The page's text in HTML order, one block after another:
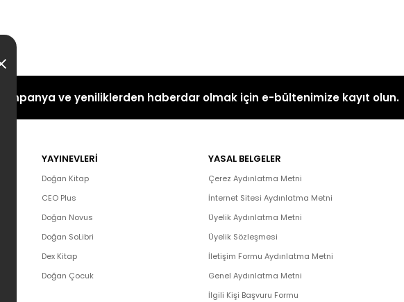
Kampanya ve yeniliklerden haberdar olmak için e-bültenimize kayıt olun.
YAYINEVLERİ
Doğan Kitap
CEO Plus
Doğan Novus
Doğan SoLibri
Dex Kitap
Doğan Çocuk
YASAL BELGELER
Çerez Aydınlatma Metni
İnternet Sitesi Aydınlatma Metni
Üyelik Aydınlatma Metni
Üyelik Sözleşmesi
İletişim Formu Aydınlatma Metni
Genel Aydınlatma Metni
İlgili Kişi Başvuru Formu